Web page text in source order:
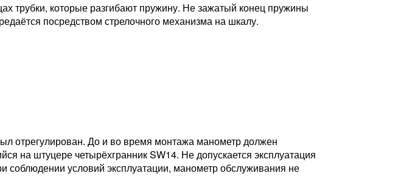
трубки, которые разгибают пружину. Не зажатый конец пружины
посредством стрелочного механизма на шкалу.
отрегулирован. До и во время монтажа манометр должен
на штуцере четырёхгранник SW14. Не допускается эксплуатация
условий эксплуатации, манометр обслуживания не